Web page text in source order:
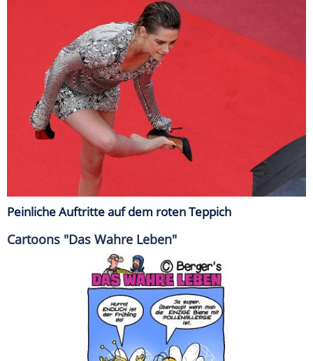
Peinliche Auftritte auf dem roten Teppich
Cartoons "Das Wahre Leben"